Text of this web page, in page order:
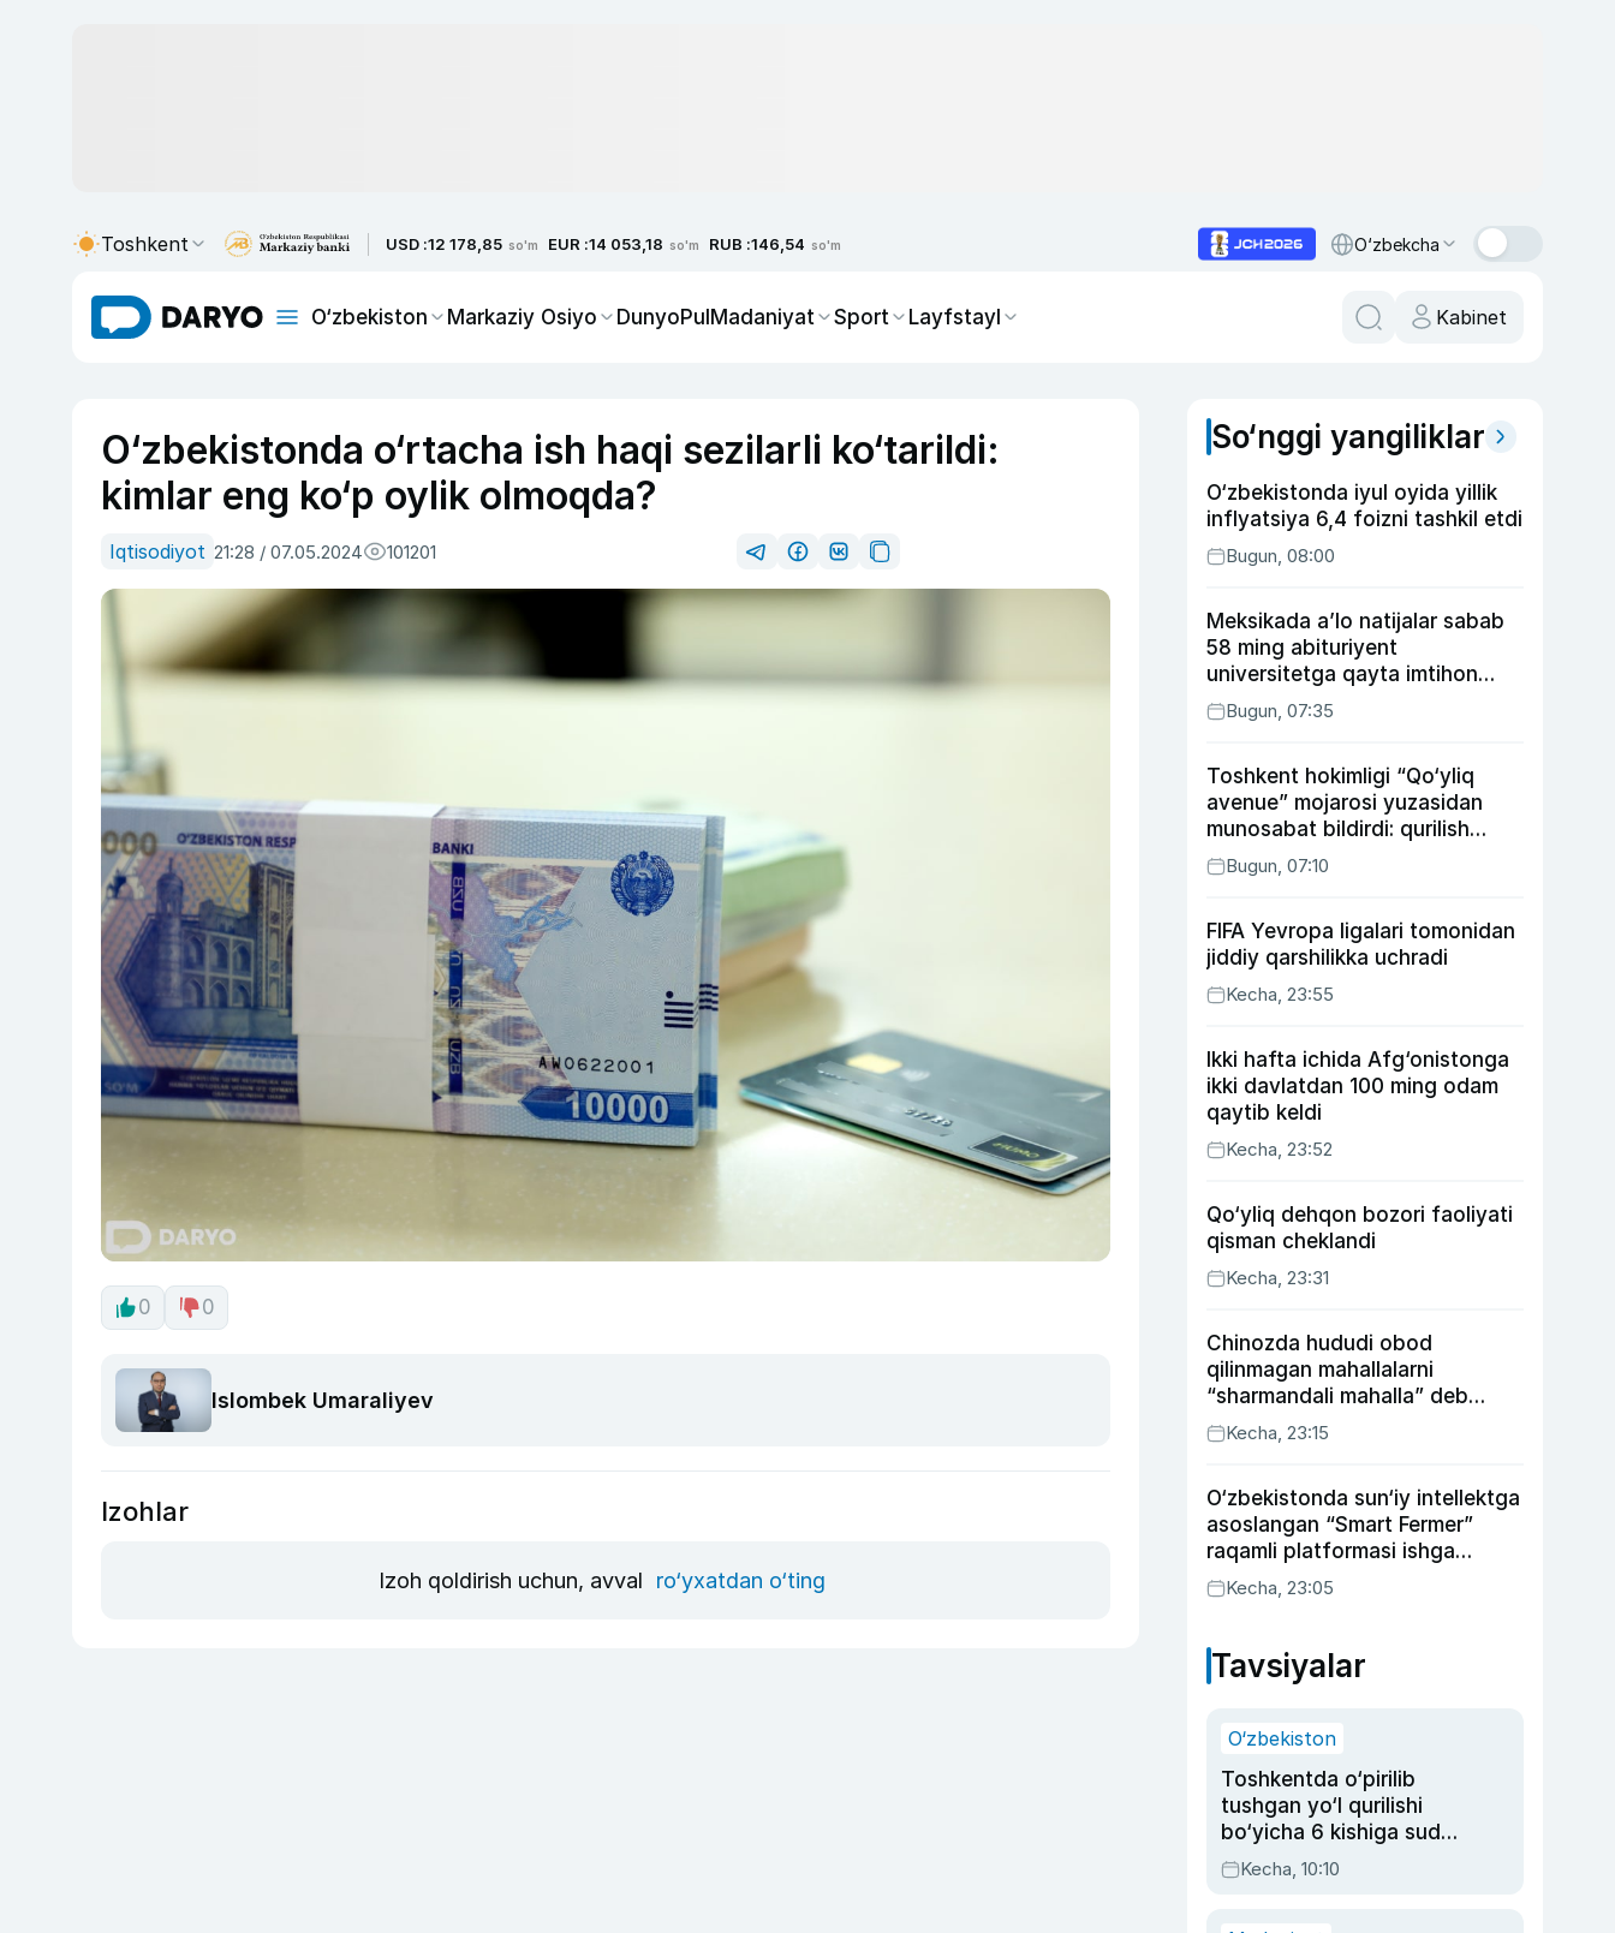
Toshkent USD :12 178,85 so'm EUR :14 053,18 so'm RUB :146,54 so'm O‘zbekcha
O‘zbekiston Markaziy Osiyo DunyoPulMadaniyat Sport Layfstayl Kabinet
O‘zbekistonda o‘rtacha ish haqi sezilarli ko‘tarildi:
kimlar eng ko‘p oylik olmoqda?
Iqtisodiyot 21:28 / 07.05.2024 101201
0 0
Islombek Umaraliyev
Izohlar
Izoh qoldirish uchun, avval ro‘yxatdan o‘ting
So‘nggi yangiliklar
O‘zbekistonda iyul oyida yillik
inflyatsiya 6,4 foizni tashkil etdi
Bugun, 08:00
Meksikada a’lo natijalar sabab
58 ming abituriyent
universitetga qayta imtihon
topshiradi
Bugun, 07:35
Toshkent hokimligi “Qo‘yliq
avenue” mojarosi yuzasidan
munosabat bildirdi: qurilish
ishlarining 53 foizi yakunlangan
Bugun, 07:10
FIFA Yevropa ligalari tomonidan
jiddiy qarshilikka uchradi
Kecha, 23:55
Ikki hafta ichida Afg‘onistonga
ikki davlatdan 100 ming odam
qaytib keldi
Kecha, 23:52
Qo‘yliq dehqon bozori faoliyati
qisman cheklandi
Kecha, 23:31
Chinozda hududi obod
qilinmagan mahallalarni
“sharmandali mahalla” deb
belgilash boshlandi
Kecha, 23:15
O‘zbekistonda sun‘iy intellektga
asoslangan “Smart Fermer”
raqamli platformasi ishga
tushiriladi
Kecha, 23:05
Tavsiyalar
O‘zbekiston
Toshkentda o‘pirilib
tushgan yo‘l qurilishi
bo‘yicha 6 kishiga sud
hukmi o‘qildi
Kecha, 10:10